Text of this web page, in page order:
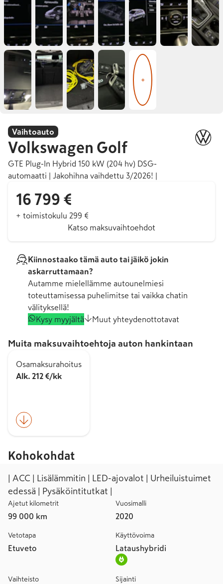
+
Vaihtoauto
Volkswagen Golf
GTE Plug-In Hybrid 150 kW (204 hv) DSG-
automaatti | Jakohihna vaihdettu 3/2026! |
16 799 €
+ toimistokulu 299 €
Katso maksuvaihtoehdot
Kiinnostaako tämä auto tai jäikö jokin
askarruttamaan?
Autamme mielellämme autounelmiesi
toteuttamisessa puhelimitse tai vaikka chatin
välityksellä!
Kysy myyjältä
Muut yhteydenottotavat
Muita maksuvaihtoehtoja auton hankintaan
Osamaksurahoitus
Alk. 212 €/kk
Kohokohdat
| ACC | Lisälämmitin | LED-ajovalot | Urheiluistuimet
edessä | Pysäköintitutkat |
Ajetut kilometrit
99 000 km
Vuosimalli
2020
Vetotapa
Etuveto
Käyttövoima
Lataushybridi
Vaihteisto Sijainti